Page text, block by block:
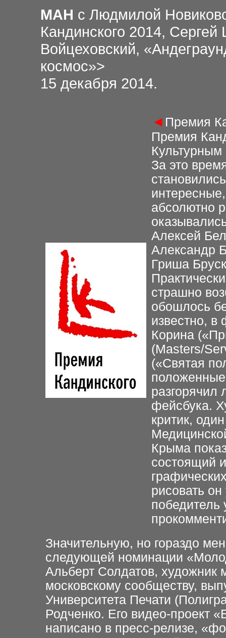
МАН с Людмилой
Кандинского 2014,
Войцеховский,
космос»>
15 декабря 2014.
◄ Премия
Премия
За это
абсолютно
Алексей
Александр
Гриша
страшно
обошлось
известно,
Корина
(Masters/
(«Святая
разгорячил
фейсбука.
критик,
Крыма
состоящий
рисовать
победитель
Значительную, но гораздо
следующей номинации
Альберт Солдатов, художник
московскому сообществу,
Университета Печати
Родченко. Его видео-проект
написано в пресс-релизе,